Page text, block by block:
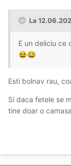
La
E un deliciu ce
😆😂
Esti bolnav rau,
Si daca fetele se
tine doar o